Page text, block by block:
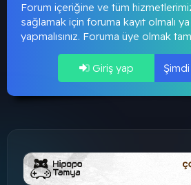
Forum içeriğine ve tüm
sağlamak için foruma kayıt olmalı
yapmalısınız. Foruma üye olmak
Giriş yap